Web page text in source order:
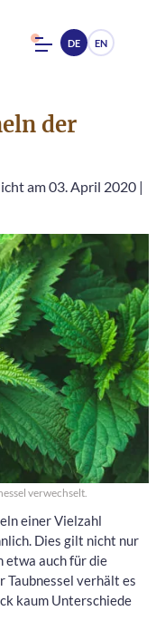
DE EN
der
am 03. April 2020 |
verwechselt.
einer Vielzahl
Dies gilt nicht nur
etwa auch für die
Taubnessel verhält es
kaum Unterschiede